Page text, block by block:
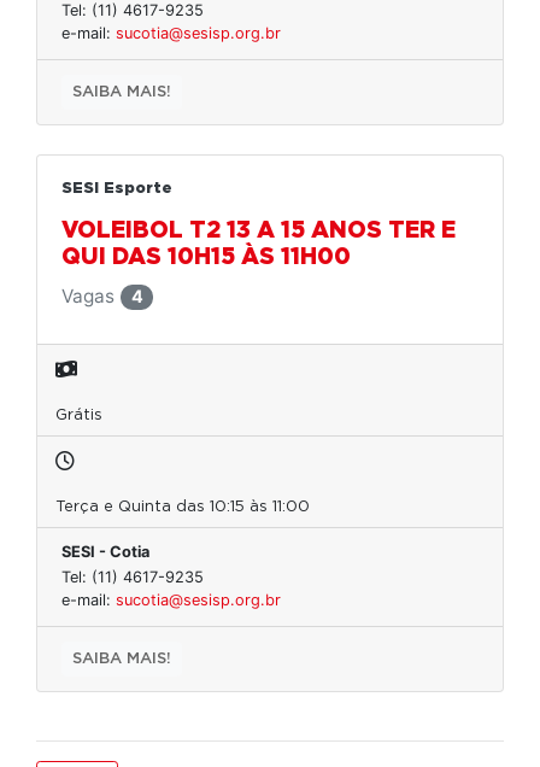
Tel: (11) 4617-9235
e-mail: sucotia@sesisp.org.br
SAIBA MAIS!
SESI Esporte
VOLEIBOL T2 13 A 15 ANOS TER E
QUI DAS 10H15 ÀS 11H00
Vagas
4
Grátis
Terça e Quinta das 10:15 às 11:00
SESI - Cotia
Tel: (11) 4617-9235
e-mail: sucotia@sesisp.org.br
SAIBA MAIS!